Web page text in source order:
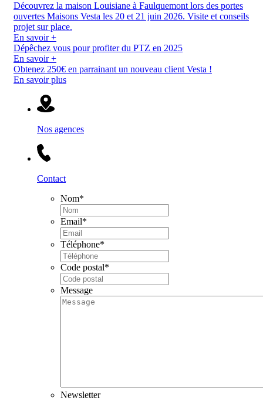
Découvrez la maison Louisiane à Faulquemont lors des portes
ouvertes Maisons Vesta les 20 et 21 juin 2026. Visite et conseils
projet sur place.
En savoir +
Dépêchez vous pour profiter du PTZ en 2025
En savoir +
Obtenez 250€ en parrainant un nouveau client Vesta !
En savoir plus
Nos agences
Contact
Nom*
Email*
Téléphone*
Code postal*
Message
Newsletter